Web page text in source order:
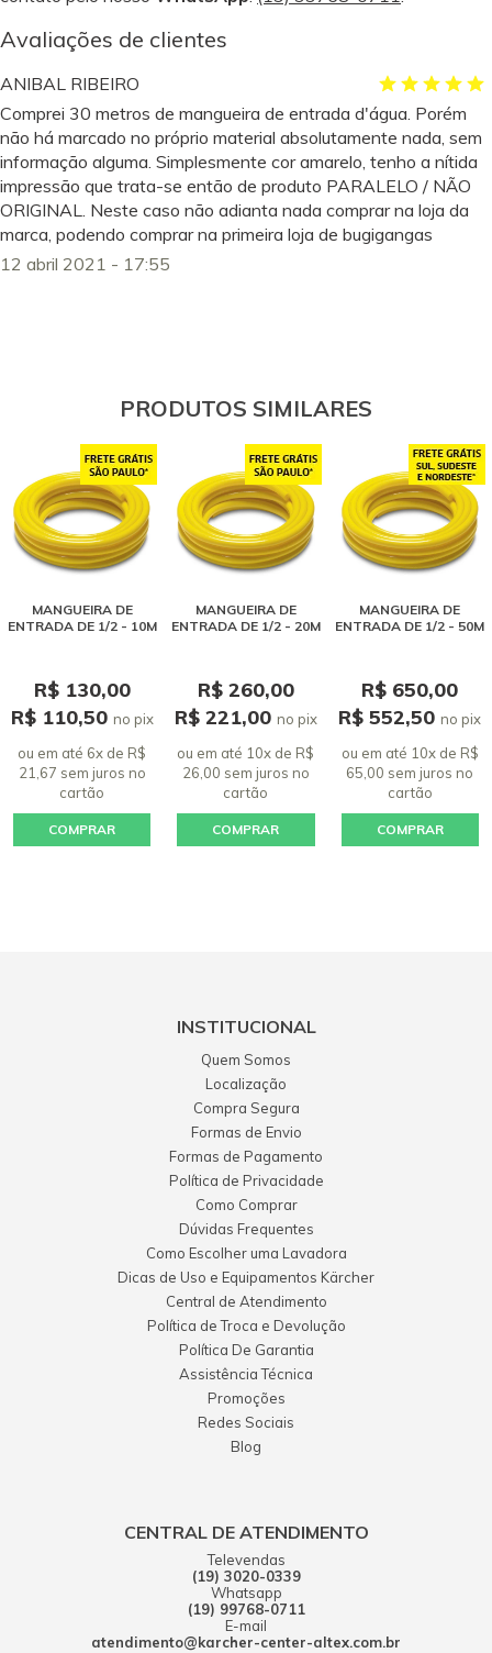
Avaliações de clientes
ANIBAL RIBEIRO
Comprei 30 metros de mangueira de entrada d'água. Porém
não há marcado no próprio material absolutamente nada, sem
informação alguma. Simplesmente cor amarelo, tenho a nítida
impressão que trata-se então de produto PARALELO / NÃO
ORIGINAL. Neste caso não adianta nada comprar na loja da
marca, podendo comprar na primeira loja de bugigangas
12 abril 2021 - 17:55
PRODUTOS SIMILARES
MANGUEIRA DE
ENTRADA DE 1/2 - 10M
R$ 130,00
R$ 110,50 no pix
ou em até 6x de R$
21,67 sem juros no
cartão
COMPRAR
MANGUEIRA DE
ENTRADA DE 1/2 - 20M
R$ 260,00
R$ 221,00 no pix
ou em até 10x de R$
26,00 sem juros no
cartão
COMPRAR
MANGUEIRA DE
ENTRADA DE 1/2 - 50M
R$ 650,00
R$ 552,50no pix
ou em até 10x de R$
65,00 sem jurosno
cartão
COMPRAR
INSTITUCIONAL
Quem Somos
Localização
Compra Segura
Formas de Envio
Formas de Pagamento
Política de Privacidade
Como Comprar
Dúvidas Frequentes
Como Escolher uma Lavadora
Dicas de Uso e Equipamentos Kärcher
Central de Atendimento
Política de Troca e Devolução
Política De Garantia
Assistência Técnica
Promoções
Redes Sociais
Blog
CENTRAL DE ATENDIMENTO
Televendas
(19) 3020-0339
Whatsapp
(19) 99768-0711
E-mail
atendimento@karcher-center-altex.com.br